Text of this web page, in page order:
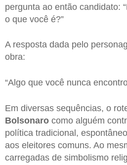
pergunta ao então candidato:
o que você é?”
A resposta dada pelo
obra:
“Algo que você nunca
Em diversas sequências, o
Bolsonaro como alguém
política tradicional,
aos eleitores comuns. Ao
carregadas de simbolismo